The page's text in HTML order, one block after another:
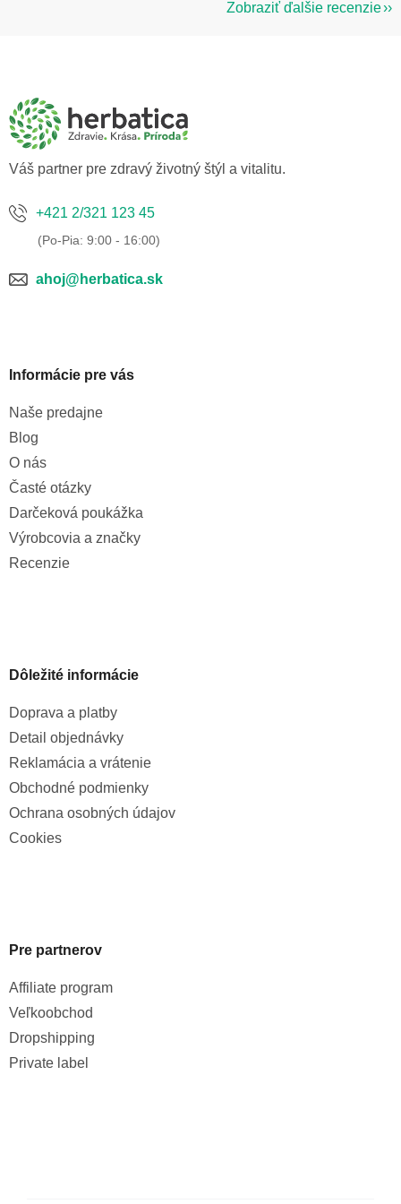
Zobraziť ďalšie recenzie
Váš partner pre zdravý životný štýl a vitalitu.
+421 2/321 123 45
ahoj@herbatica.sk
Informácie pre vás
Naše predajne
Blog
O nás
Časté otázky
Darčeková poukážka
Výrobcovia a značky
Recenzie
Dôležité informácie
Doprava a platby
Detail objednávky
Reklamácia a vrátenie
Obchodné podmienky
Ochrana osobných údajov
Cookies
Pre partnerov
Affiliate program
Veľkoobchod
Dropshipping
Private label